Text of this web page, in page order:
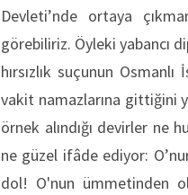
Devleti’nde ortaya
görebiliriz. Öyleki yabancı
hırsızlık suçunun
vakit namazlarına gittiğini
örnek alındığı devirler ne
ne güzel ifâde ediyor:
dol! O'nun ümmetinden